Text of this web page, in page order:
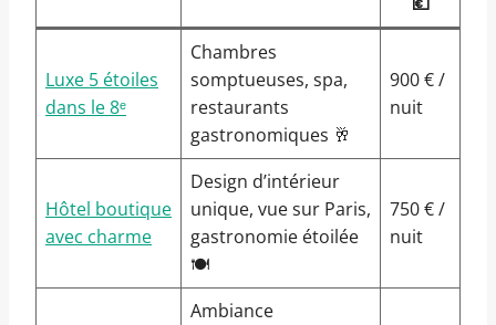
Luxe 5 étoiles
dans le 8ᵉ
Chambres
somptueuses, spa,
restaurants
gastronomiques 🥂
900 € /
nuit
Hôtel boutique
avec charme
Design d’intérieur
unique, vue sur Paris,
gastronomie étoilée
🍽️
750 € /
nuit
Ambiance